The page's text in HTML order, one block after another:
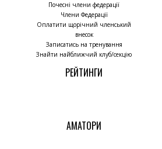
Почесні члени федерації
Члени Федерації
Оплатити щорічний членський
внесок
Записатись на тренування
Знайти найближчий клуб/секцію
РЕЙТИНГИ
АМАТОРИ